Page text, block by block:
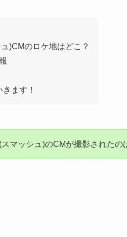
)CMのロケ地はどこ？
ます！
マッシュ)のCMが撮影されたの